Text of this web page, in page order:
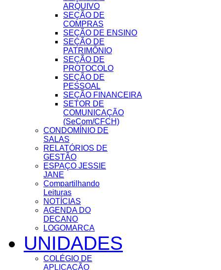
ARQUIVO
SEÇÃO DE
COMPRAS
SEÇÃO DE ENSINO
SEÇÃO DE
PATRIMÔNIO
SEÇÃO DE
PROTOCOLO
SEÇÃO DE
PESSOAL
SEÇÃO FINANCEIRA
SETOR DE
COMUNICAÇÃO
(SeCom/CFCH)
CONDOMÍNIO DE
SALAS
RELATÓRIOS DE
GESTÃO
ESPAÇO JESSIE
JANE
Compartilhando
Leituras
NOTÍCIAS
AGENDA DO
DECANO
LOGOMARCA
UNIDADES
COLÉGIO DE
APLICAÇÃO